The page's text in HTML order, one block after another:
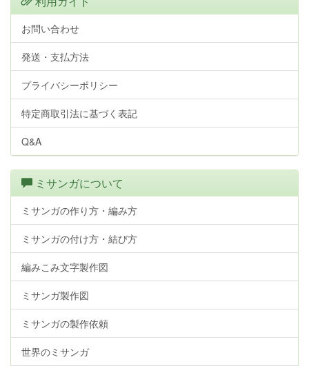
お問い合わせ
発送・支払方法
プライバシーポリシー
特定商取引法に基づく表記
Q&A
ミサンガについて
ミサンガの作り方・編み方
ミサンガの付け方・結び方
編みこみ文字製作図
ミサンガ製作図
ミサンガの製作依頼
世界のミサンガ